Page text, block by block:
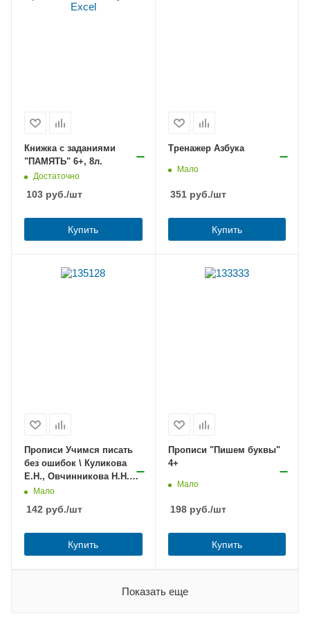
Книжка с заданиями
"ПАМЯТЬ" 6+, 8л.
Достаточно
103 руб./шт
Купить
Тренажер Азбука
Мало
351руб./шт
Купить
Прописи Учимся писать
без ошибок \ Куликова
Е.Н., Овчинникова Н.Н.
6+Мало
142 руб./шт
Купить
Прописи "Пишем буквы"
4+
Мало
198руб./шт
Купить
Показать еще